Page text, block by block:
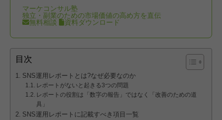
マーケコンサル塾
独立・副業のための市場価値の高め方を直伝
無料相談
資料ダウンロード
目次
SNS運用レポートとは?なぜ必要なのか
レポートがないと起きる3つの問題
レポートの役割は「数字の報告」ではなく「改善のための道
具」
SNS運用レポートに記載すべき項目一覧